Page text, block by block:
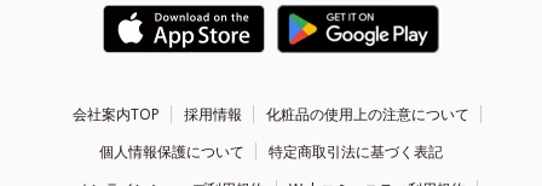
会社案内TOP 採用情報
化粧品の使用上の注意について
個人情報保護について
特定商取引法に基づく表記